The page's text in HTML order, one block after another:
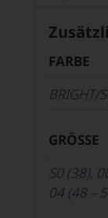
FARBE
BRIGHT/
GRÖSSE
S0 (38),
04 (48 –